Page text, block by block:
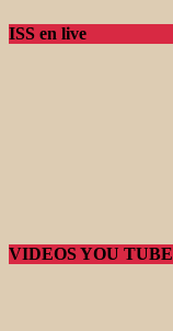
ISS en live
VIDEOS YOU TUBE